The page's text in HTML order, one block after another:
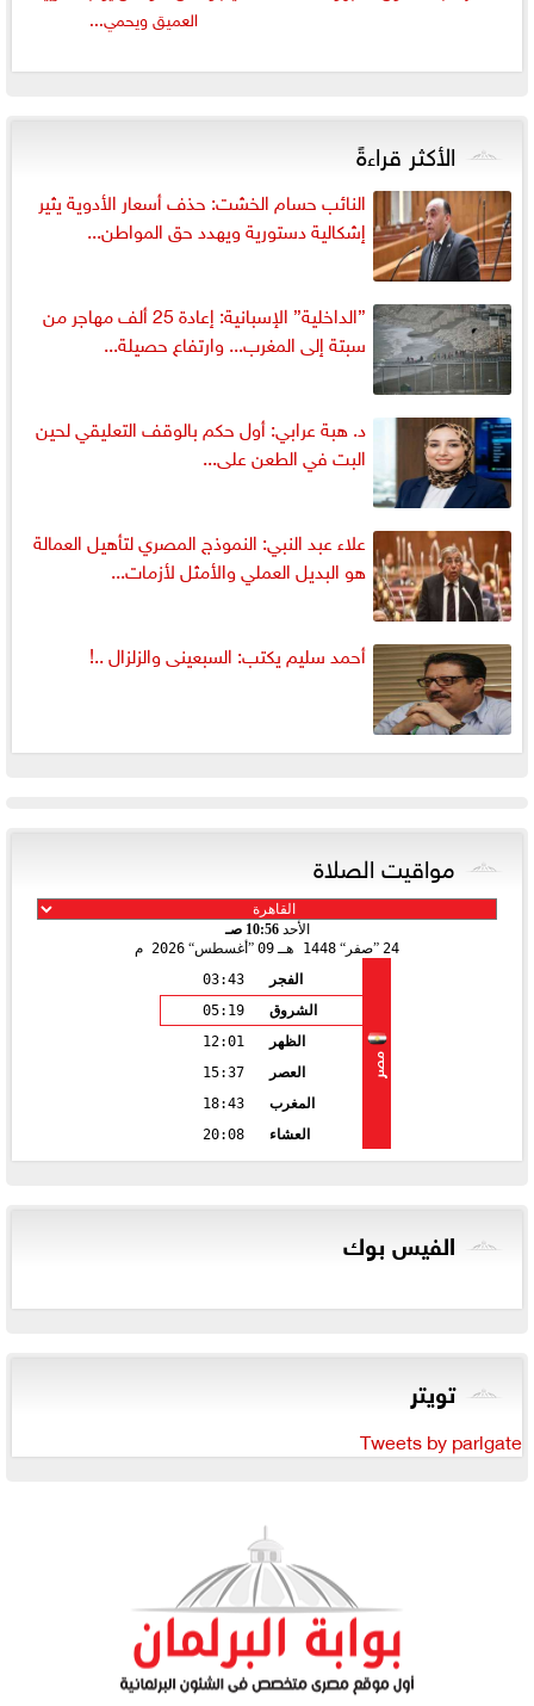
العميق ويحمي...
الأكثر قراءةً
النائب حسام الخشت: حذف أسعار الأدوية يثير
إشكالية دستورية ويهدد حق المواطن...
”الداخلية” الإسبانية: إعادة 25 ألف مهاجر من
سبتة إلى المغرب... وارتفاع حصيلة...
د. هبة عرابي: أول حكم بالوقف التعليقي لحين
البت في الطعن على...
علاء عبد النبي: النموذج المصري لتأهيل العمالة
هو البديل العملي والأمثل لأزمات...
أحمد سليم يكتب: السبعينى والزلزال ..!
مواقيت الصلاة
الأحد10:56 صـ
24 صفر 1448 هـ 09 أغسطس 2026 م
مصر
الفجر
03:43
الشروق
05:19
الظهر
12:01
العصر
15:37
المغرب
18:43
العشاء
20:08
الفيس بوك
تويتر
Tweets by parlgate